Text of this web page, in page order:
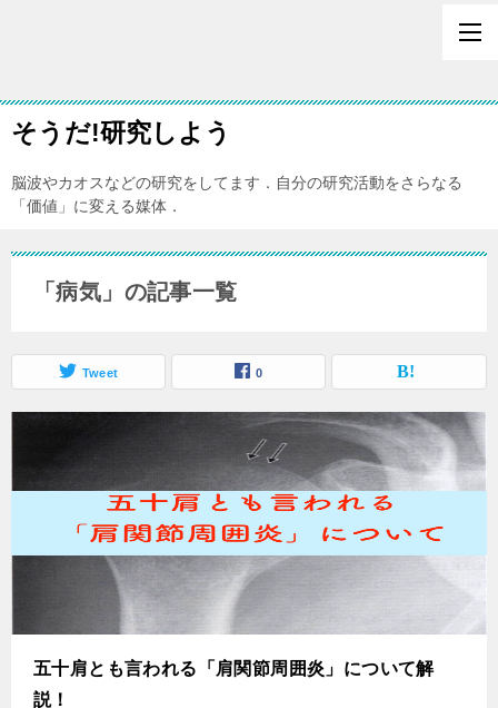
そうだ!研究しよう
脳波やカオスなどの研究をしてます．自分の研究活動をさらなる
「価値」に変える媒体．
「病気」の記事一覧
Tweet 0
五十肩とも言われる「肩関節周囲炎」について解
説！